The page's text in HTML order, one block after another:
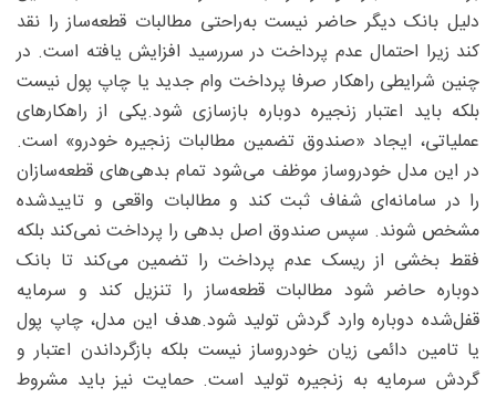
دلیل بانک دیگر حاضر نیست به‌راحتی مطالبات قطعه‌ساز را نقد
کند زیرا احتمال عدم پرداخت در سررسید افزایش یافته است. در
چنین شرایطی راهکار صرفا پرداخت وام جدید یا چاپ پول نیست
بلکه باید اعتبار زنجیره دوباره بازسازی شود.یکی از راهکارهای
عملیاتی، ایجاد «صندوق تضمین مطالبات زنجیره خودرو» است.
در این مدل خودروساز موظف می‌شود تمام بدهی‌های قطعه‌سازان
را در سامانه‌ای شفاف ثبت کند و مطالبات واقعی و تاییدشده
مشخص شوند. سپس صندوق اصل بدهی را پرداخت نمی‌کند بلکه
فقط بخشی از ریسک عدم پرداخت را تضمین می‌کند تا بانک
دوباره حاضر شود مطالبات قطعه‌ساز را تنزیل کند و سرمایه
قفل‌شده دوباره وارد گردش تولید شود.هدف این مدل، چاپ پول
یا تامین دائمی زیان خودروساز نیست بلکه بازگرداندن اعتبار و
گردش سرمایه به زنجیره تولید است. حمایت نیز باید مشروط